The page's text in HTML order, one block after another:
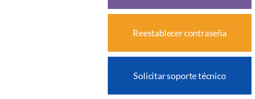
Reestablecer contraseña
Solicitar soporte técnico